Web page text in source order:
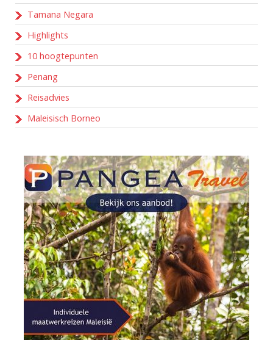
Tamana Negara
Highlights
10 hoogtepunten
Penang
Reisadvies
Maleisisch Borneo